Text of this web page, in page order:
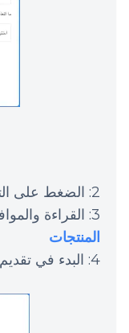
2: الضغط على التالي
3: القراءة والموافقة على
المنتجات
4: البدء في تقديم المساعدة والحصول على النقاط